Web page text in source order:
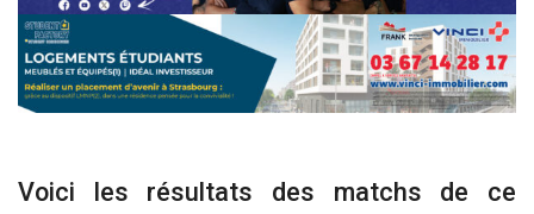
Voici les résultats des matchs de ce